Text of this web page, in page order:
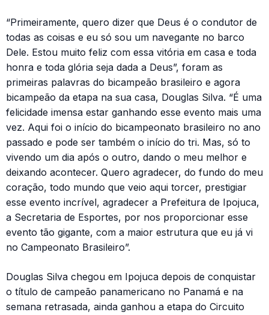
“Primeiramente, quero dizer que Deus é o condutor de
todas as coisas e eu só sou um navegante no barco
Dele. Estou muito feliz com essa vitória em casa e toda
honra e toda glória seja dada a Deus”, foram as
primeiras palavras do bicampeão brasileiro e agora
bicampeão da etapa na sua casa, Douglas Silva. “É uma
felicidade imensa estar ganhando esse evento mais uma
vez. Aqui foi o início do bicampeonato brasileiro no ano
passado e pode ser também o início do tri. Mas, só to
vivendo um dia após o outro, dando o meu melhor e
deixando acontecer. Quero agradecer, do fundo do meu
coração, todo mundo que veio aqui torcer, prestigiar
esse evento incrível, agradecer a Prefeitura de Ipojuca,
a Secretaria de Esportes, por nos proporcionar esse
evento tão gigante, com a maior estrutura que eu já vi
no Campeonato Brasileiro”.
Douglas Silva chegou em Ipojuca depois de conquistar
o título de campeão panamericano no Panamá e na
semana retrasada, ainda ganhou a etapa do Circuito